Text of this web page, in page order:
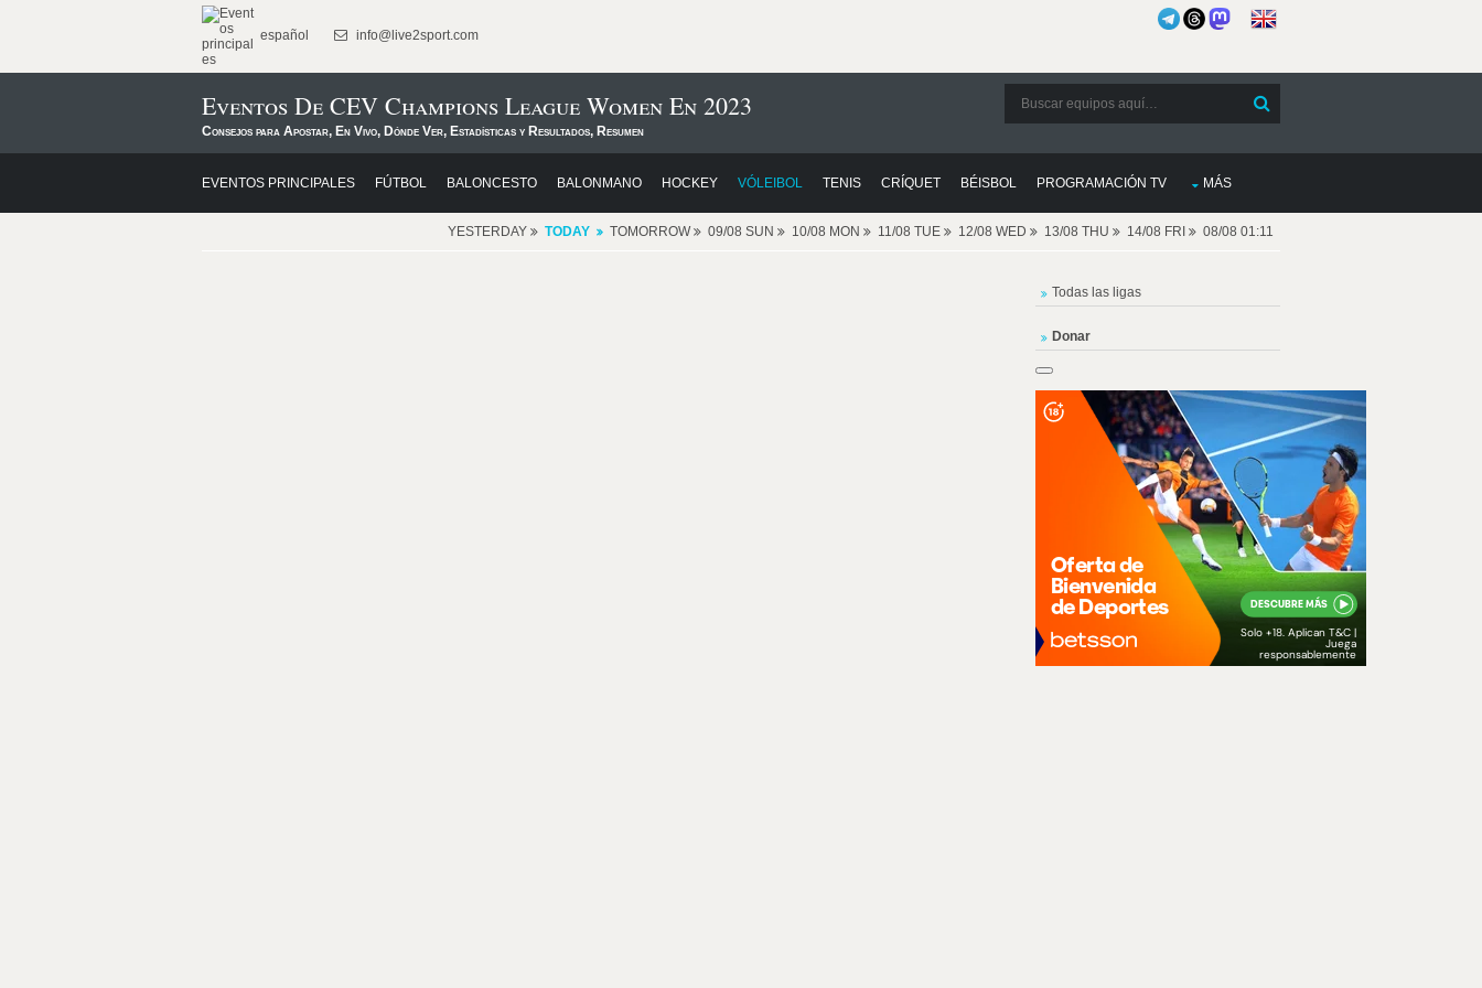
español info@live2sport.com
Eventos De CEV Champions League Women En 2023
Consejos para Apostar, En Vivo, Dónde Ver, Estadísticas y Resultados, Resumen
EVENTOS PRINCIPALES FÚTBOL BALONCESTO BALONMANO HOCKEY VÓLEIBOL TENIS CRÍQUET BÉISBOL PROGRAMACIÓN TV MÁS
YESTERDAY TODAY TOMORROW 09/08 SUN 10/08 MON 11/08 TUE 12/08 WED 13/08 THU 14/08 FRI 08/08 01:11
Todas las ligas
Donar